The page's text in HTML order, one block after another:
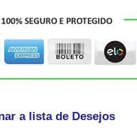
a lista de Desejos